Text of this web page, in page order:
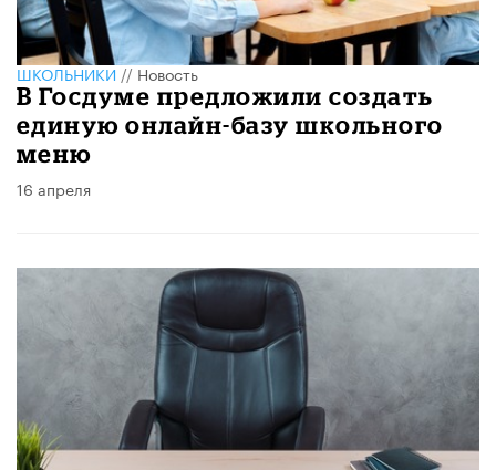
ШКОЛЬНИКИ//Новость
В Госдуме предложили создать
единую онлайн-базу школьного
меню
16 апреля